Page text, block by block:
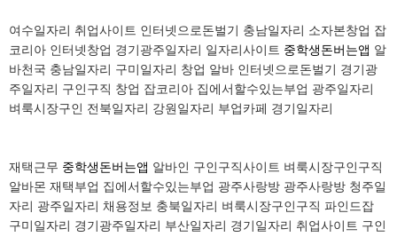
여수일자리 취업사이트 인터넷으로돈벌기 충남일자리 소자본창업 잡
코리아 인터넷창업 경기광주일자리 일자리사이트 중학생돈버는앱 알
바천국 충남일자리 구미일자리 창업 알바 인터넷으로돈벌기 경기광
주일자리 구인구직 창업 잡코리아 집에서할수있는부업 광주일자리
벼룩시장구인 전북일자리 강원일자리 부업카페 경기일자리
재택근무 중학생돈버는앱 알바인 구인구직사이트 벼룩시장구인구직
알바몬 재택부업 집에서할수있는부업 광주사랑방 광주사랑방 청주일
자리 광주일자리 채용정보 충북일자리 벼룩시장구인구직 파인드잡
구미일자리 경기광주일자리 부산일자리 경기일자리 취업사이트 구인